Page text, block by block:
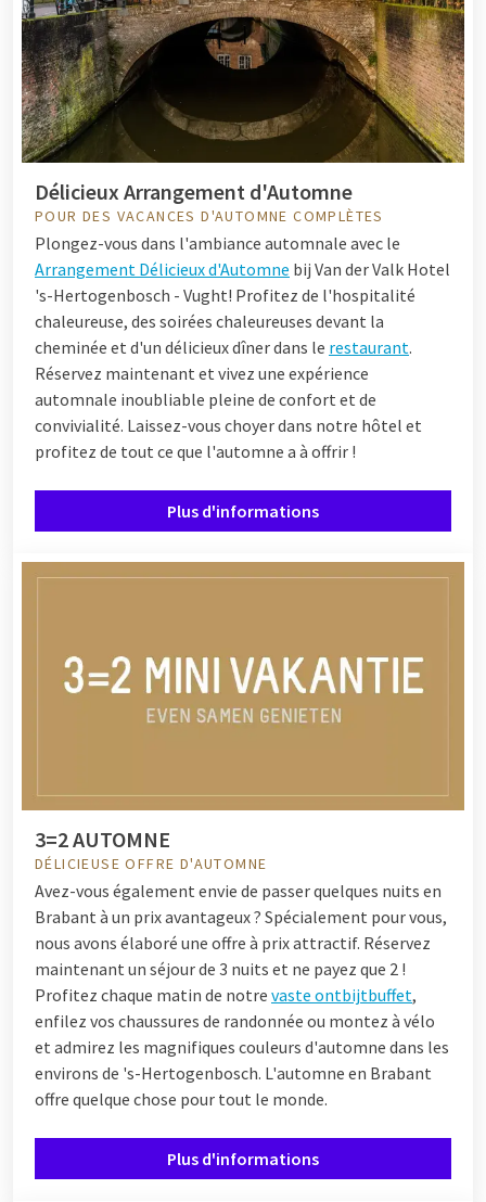
Délicieux Arrangement d'Automne
POUR DES VACANCES D'AUTOMNE COMPLÈTES
Plongez-vous dans l'ambiance automnale avec le
Arrangement Délicieux d'Automne bij Van der Valk Hotel
's-Hertogenbosch - Vught! Profitez de l'hospitalité
chaleureuse, des soirées chaleureuses devant la
cheminée et d'un délicieux dîner dans le restaurant.
Réservez maintenant et vivez une expérience
automnale inoubliable pleine de confort et de
convivialité. Laissez-vous choyer dans notre hôtel et
profitez de tout ce que l'automne a à offrir !
Plus d'informations
3=2 AUTOMNE
DÉLICIEUSE OFFRE D'AUTOMNE
Avez-vous également envie de passer quelques nuits en
Brabant à un prix avantageux ? Spécialement pour vous,
nous avons élaboré une offre à prix attractif. Réservez
maintenant un séjour de 3 nuits et ne payez que 2 !
Profitez chaque matin de notre vaste ontbijtbuffet,
enfilez vos chaussures de randonnée ou montez à vélo
et admirez les magnifiques couleurs d'automne dans les
environs de 's-Hertogenbosch. L'automne en Brabant
offre quelque chose pour tout le monde.
Plus d'informations